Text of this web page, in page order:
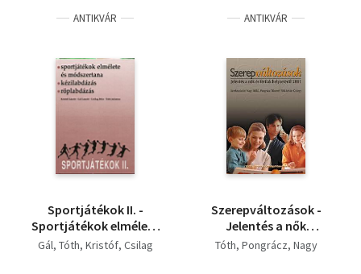
ANTIKVÁR
Sportjátékok II. -
Sportjátékok elmélete
és módszertana.
Gál Tóth Kristóf Csilag
ANTIKVÁR
Szerepváltozások -
Jelentés a nők
helyzetéről 2001
Tóth Pongrácz Nagy